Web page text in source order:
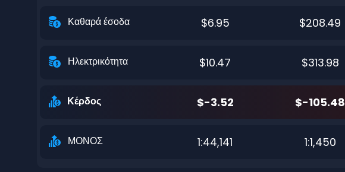
Καθαρά έσοδα $6.95 $208.49
Ηλεκτρικότητα $10.47 $313.98
Κέρδος $-3.52 $-105.48
ΜΟΝΟΣ 1:44,141 1:1,450